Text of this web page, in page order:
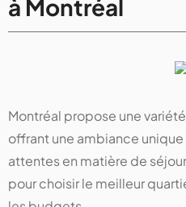
à Montréal
Montréal propose une
offrant une ambiance
attentes en matière de
pour choisir le meilleur